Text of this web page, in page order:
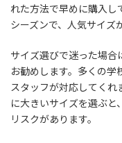
れた方法で早めに購入
シーズンで、人気サイズ
サイズ選びで迷った場合
お勧めします。多くの学
スタッフが対応してくれ
に大きいサイズを選ぶと
リスクがあります。